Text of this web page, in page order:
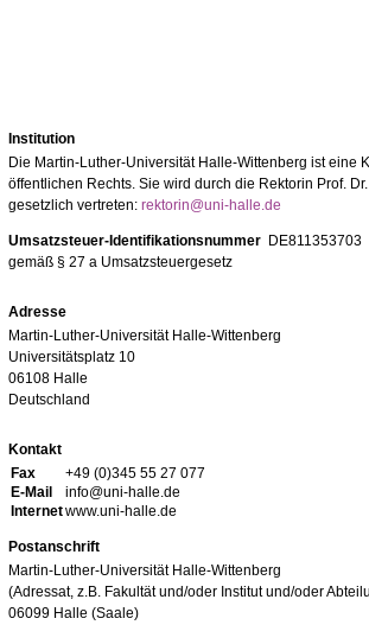
Institution
Die Martin-Luther-Universität Halle-Wittenberg ist eine
öffentlichen Rechts. Sie wird durch die Rektorin Prof.
gesetzlich vertreten: rektorin@uni-halle.de
Umsatzsteuer-Identifikationsnummer DE811353703
gemäß § 27 a Umsatzsteuergesetz
Adresse
Martin-Luther-Universität Halle-Wittenberg
Universitätsplatz 10
06108 Halle
Deutschland
Kontakt
Fax
+49 (0)345 55 27 077
E-Mail
info@uni-halle.de
Internetwww.uni-halle.de
Postanschrift
Martin-Luther-Universität Halle-Wittenberg
(Adressat, z.B. Fakultät und/oder Institut und/oder
06099 Halle (Saale)